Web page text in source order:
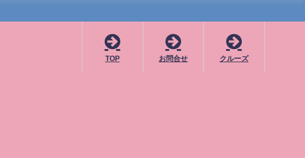
TOP お問合せ クルーズ